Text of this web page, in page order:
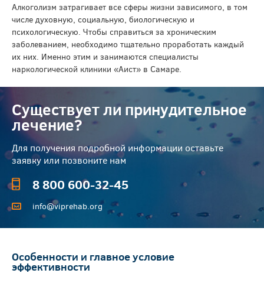
Алкоголизм затрагивает все сферы жизни зависимого, в том
числе духовную, социальную, биологическую и
психологическую. Чтобы справиться за хроническим
заболеванием, необходимо тщательно проработать каждый
их них. Именно этим и занимаются специалисты
наркологической клиники «Аист» в Самаре.
Существует ли принудительное
лечение?
Для получения подробной информации оставьте
заявку или позвоните нам
8 800 600-32-45
info@viprehab.org
Особенности и главное условие
эффективности